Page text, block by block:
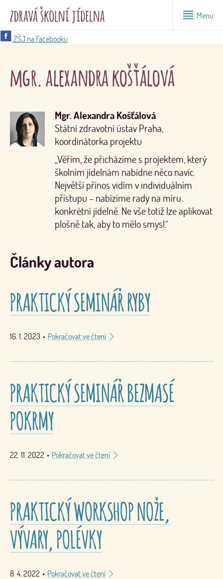
Menu
ZŠJ na Facebooku
mgr. alexandra košťálová
Mgr. Alexandra Košťálová
Státní zdravotní ústav Praha,
koordinátorka projektu
„Věřím, že přicházíme s projektem, který
školním jídelnám nabídne něco navíc.
Největší přínos vidím v individuálním
přístupu – nabízíme rady na míru
konkrétní jídelně. Ne vše totiž lze aplikovat
plošně tak, aby to mělo smysl.“
Články autora
PRAKTICKÝ SEMINÁŘ RYBY
16. 1. 2023 • Pokračovat ve čtení
PRAKTICKÝ SEMINÁŘ BEZMASÉ
POKRMY
22. 11. 2022 • Pokračovat ve čtení
PRAKTICKÝ WORKSHOP NOŽE,
VÝVARY, POLÉVKY
8. 4. 2022 • Pokračovat ve čtení